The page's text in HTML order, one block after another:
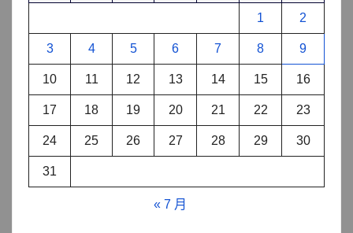
1 2
3 4 5 6 7 8 9
10 11 12 13 14 15 16
17 18 19 20 21 22 23
24 25 26 27 28 29 30
31
« 7 月